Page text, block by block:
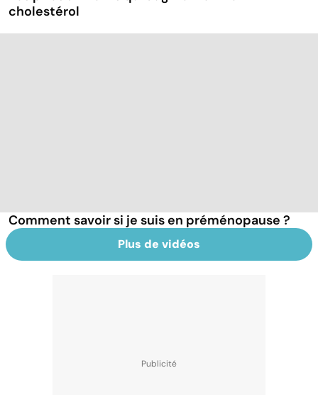
cholestérol
Comment savoir si je suis en préménopause ?
Plus de vidéos